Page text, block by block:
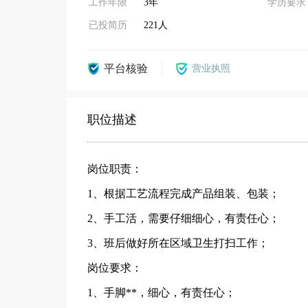
工作年限 3年
已投简历 221人
学历要求
平台核验 营业执照
职位描述
岗位职责：
1、根据工艺流程完成产品组装、包装；
2、手工活，需要仔细细心，有责任心；
3、班后做好所在区域卫生打扫工作；
岗位要求：
1、手脚**，细心，有责任心；